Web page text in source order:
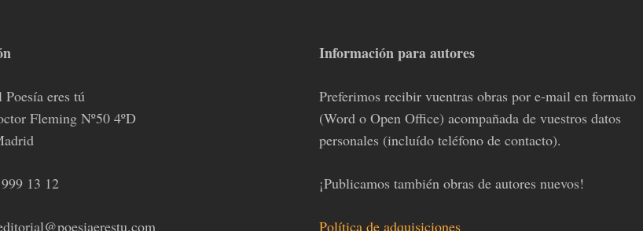
eres tú
Fleming Nº50 4ºD
13 12
Información para autores
Preferimos recibir vuentras obras por e-mail en formato
(Word o Open Office) acompañada de vuestros datos
personales (incluído teléfono de contacto).
¡Publicamos también obras de autores nuevos!
Política de adquisiciones